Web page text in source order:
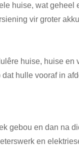
huise, wat geheel
vir groter
huise, huise en
hulle vooraf in
gebou en dan na
en